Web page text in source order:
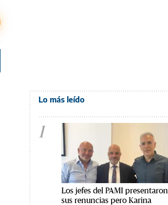
Lo más leído
1
Los jefes del PAMI presentaron
sus renuncias pero Karina